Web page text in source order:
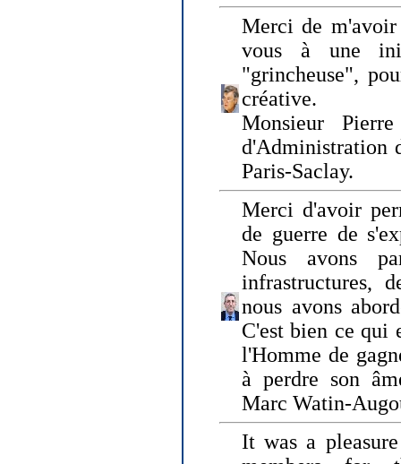
Merci de
vous à une
"grincheuse",
créative.
Monsieur
d'Administration
Paris-Saclay.
Merci d'avoir
de guerre de
Nous avons
infrastructures,
nous avons
C'est bien ce qui
l'Homme de
à perdre son
Marc Watin-
It was a